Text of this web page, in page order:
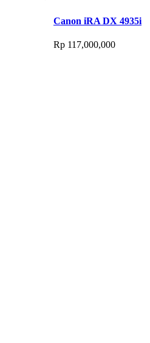
Canon iRA DX 4935i
Rp 117,000,000